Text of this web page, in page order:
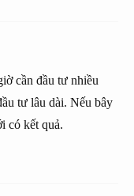
cần đầu tư nhiều
tư lâu dài. Nếu bây
có kết quả.